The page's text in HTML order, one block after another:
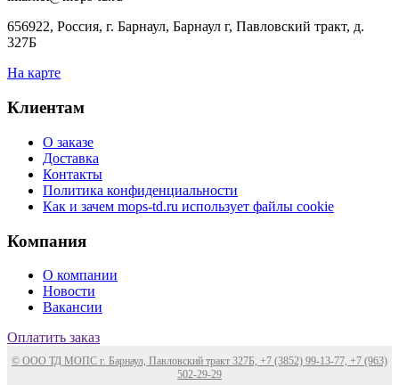
656922, Россия, г. Барнаул, Барнаул г, Павловский тракт, д.
327Б
На карте
Клиентам
О заказе
Доставка
Контакты
Политика конфиденциальности
Как и зачем mops-td.ru использует файлы cookie
Компания
О компании
Новости
Вакансии
Оплатить заказ
© ООО ТД МОПС г. Барнаул, Павловский тракт 327Б, +7 (3852) 99-13-77, +7 (963)
502-29-29